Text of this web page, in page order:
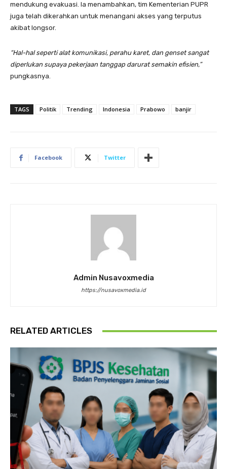
mendukung evakuasi. Ia menambahkan, tim Kementerian PUPR
juga telah dikerahkan untuk menangani akses yang terputus
akibat longsor.
“Hal-hal seperti alat komunikasi, perahu karet, dan genset sangat
diperlukan supaya pekerjaan tanggap darurat semakin efisien,”
pungkasnya.
TAGS Politik Trending Indonesia Prabowo banjir
Facebook Twitter
Admin Nusavoxmedia
https://nusavoxmedia.id
RELATED ARTICLES